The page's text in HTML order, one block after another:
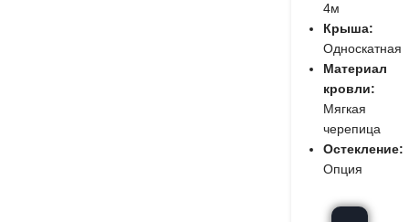
4м
Крыша:
Односкатная
Материал
кровли:
Мягкая
черепица
Остекление:
Опция